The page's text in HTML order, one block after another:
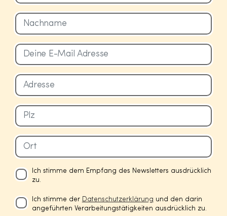
Ich stimme dem Empfang des Newsletters ausdrücklich
zu.
Ich stimme der Datenschutzerklärung und den darin
angeführten Verarbeitungstätigkeiten ausdrücklich zu.